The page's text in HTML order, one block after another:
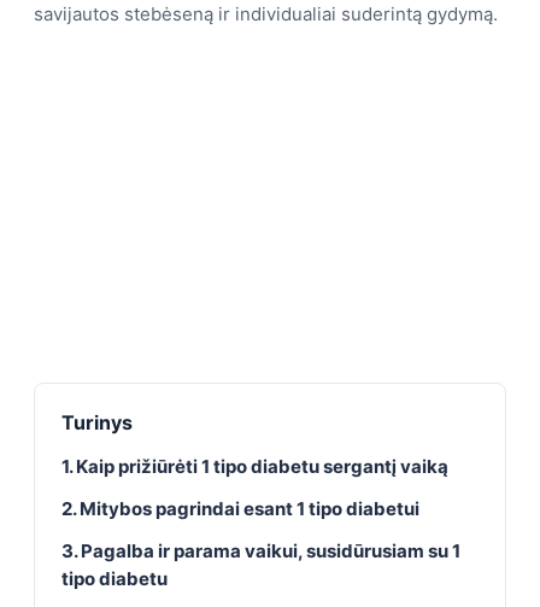
savijautos stebėseną ir individualiai suderintą gydymą.
Turinys
1. Kaip prižiūrėti 1 tipo diabetu sergantį vaiką
2. Mitybos pagrindai esant 1 tipo diabetui
3. Pagalba ir parama vaikui, susidūrusiam su 1
tipo diabetu